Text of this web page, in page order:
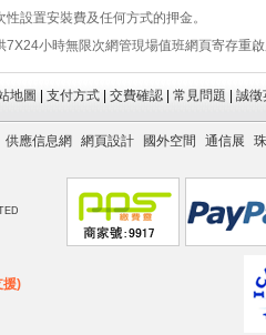
性設置安裝費及任何方式的押金。
7X24小時無限次網管現場值班網頁寄存重啟
地圖 支付方式| 交費確認| 常見問題 誠徵
供應信息網 網頁設計 國外空間 通信展
援)